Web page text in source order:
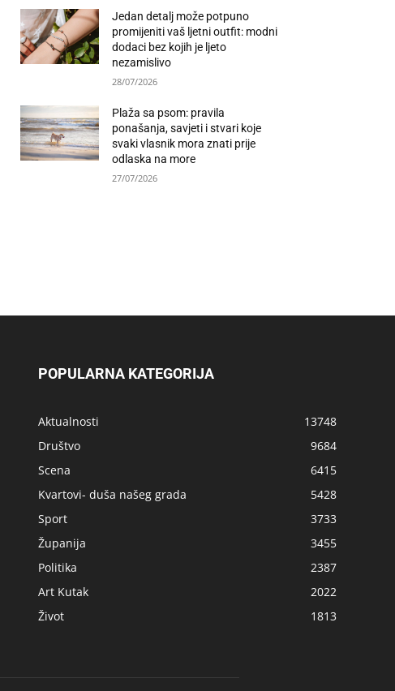
Jedan detalj može potpuno
promijeniti vaš ljetni outfit: modni
dodaci bez kojih je ljeto
nezamislivo
28/07/2026
Plaža sa psom: pravila
ponašanja, savjeti i stvari koje
svaki vlasnik mora znati prije
odlaska na more
27/07/2026
POPULARNA KATEGORIJA
Aktualnosti
13748
Društvo
9684
Scena
6415
Kvartovi- duša našeg grada
5428
Sport
3733
Županija
3455
Politika
2387
Art Kutak
2022
Život
1813